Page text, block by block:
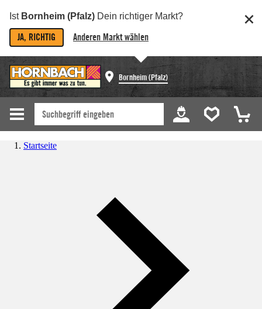
Ist Bornheim (Pfalz) Dein richtiger Markt?
JA, RICHTIG Anderen Markt wählen
Bornheim (Pfalz)
Startseite